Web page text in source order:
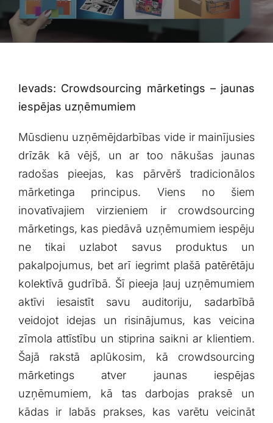
Blogs
Attēlu galerija
Video galerija
Vakances
BUJ
Kontakti
Klientu portāls
English
Ievads: Crowdsourcing ‍mārketings – jaunas
⁤iespējas uzņēmumiem
Mūsdienu uzņēmējdarbības vide ir mainījusies
​drīzāk ‌kā⁣ vējš, ⁣un ar too nākušas jaunas‌
radošas pieejas,‌ kas pārvērš ⁤tradicionālos
⁣mārketinga principus.⁤ Viens no šiem
inovatīvajiem virzieniem ir⁤ crowdsourcing
mārketings, kas ⁢piedāvā uzņēmumiem iespēju
ne tikai uzlabot savus‌ produktus un
pakalpojumus, bet arī iegrimt plašā patērētāju
⁢kolektīvā gudrībā. Šī pieeja ļauj uzņēmumiem
aktīvi ‌iesaistīt​ savu auditoriju, sadarbībā
veidojot idejas un risinājumus, ​kas veicina
⁣zīmola attīstību un stiprina saikni ar⁣ klientiem.
Šajā ⁢rakstā aplūkosim, kā‌ crowdsourcing
mārketings atver jaunas iespējas
uzņēmumiem, kā tas darbojas praksē​ un
kādas ir labās ⁤prakses, kas varētu ⁢veicināt